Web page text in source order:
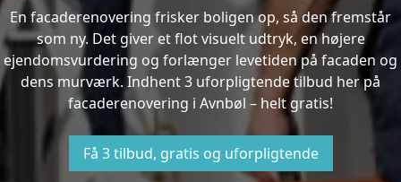
En facaderenovering frisker boligen op, så den fremstår
som ny. Det giver et flot visuelt udtryk, en højere
ejendomsvurdering og forlænger levetiden på facaden og
dens murværk. Indhent 3 uforpligtende tilbud her på
facaderenovering i Avnbøl – helt gratis!
Få 3 tilbud, gratis og uforpligtende